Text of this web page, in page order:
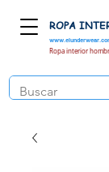
ROPA
Ropa interior